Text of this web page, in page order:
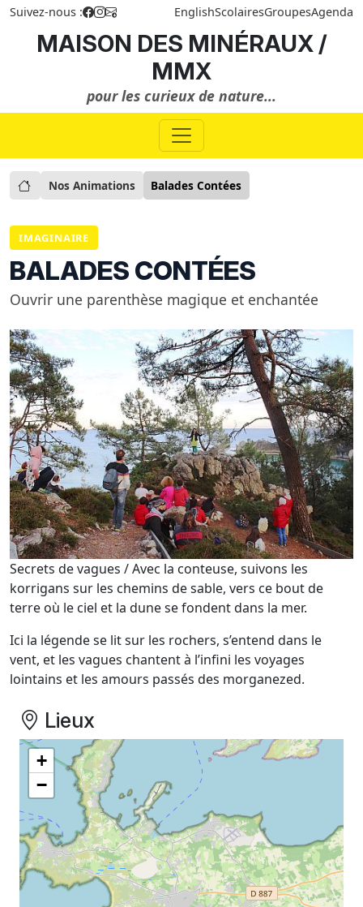
Suivez-nous : EnglishScolairesGroupesAgenda
MAISON DES MINÉRAUX /
MMX
pour les curieux de nature...
Nos Animations Balades Contées
IMAGINAIRE
BALADES CONTÉES
Ouvrir une parenthèse magique et enchantée
Secrets de vagues / Avec la conteuse, suivons les
korrigans sur les chemins de sable, vers ce bout de
terre où le ciel et la dune se fondent dans la mer.
Ici la légende se lit sur les rochers, s’entend dans le
vent, et les vagues chantent à l’infini les voyages
lointains et les amours passés des morganezed.
Lieux
+
−